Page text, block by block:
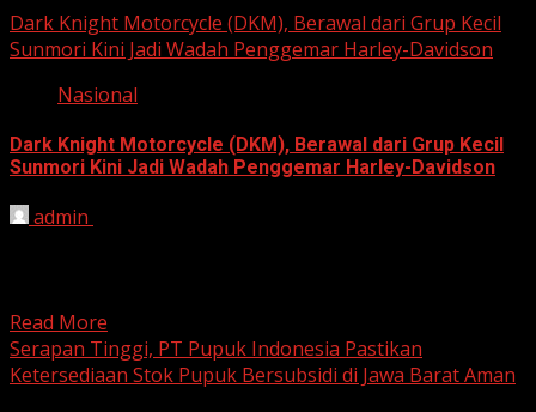
Dark Knight Motorcycle (DKM), Berawal dari Grup Kecil
Sunmori Kini Jadi Wadah Penggemar Harley-Davidson
Nasional
Dark Knight Motorcycle (DKM), Berawal dari Grup Kecil
Sunmori Kini Jadi Wadah Penggemar Harley-Davidson
admin
Read More
Serapan Tinggi, PT Pupuk Indonesia Pastikan
Ketersediaan Stok Pupuk Bersubsidi di Jawa Barat Aman